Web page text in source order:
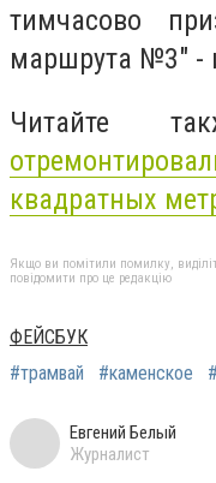
тимчасово
маршрута №3" -
Читайте
квадратных
Якщо ви помітили помилку,
повідомити про це редакцію
ФЕЙСБУК
#трамвай
#каменское
Евгений Белый
Журналист